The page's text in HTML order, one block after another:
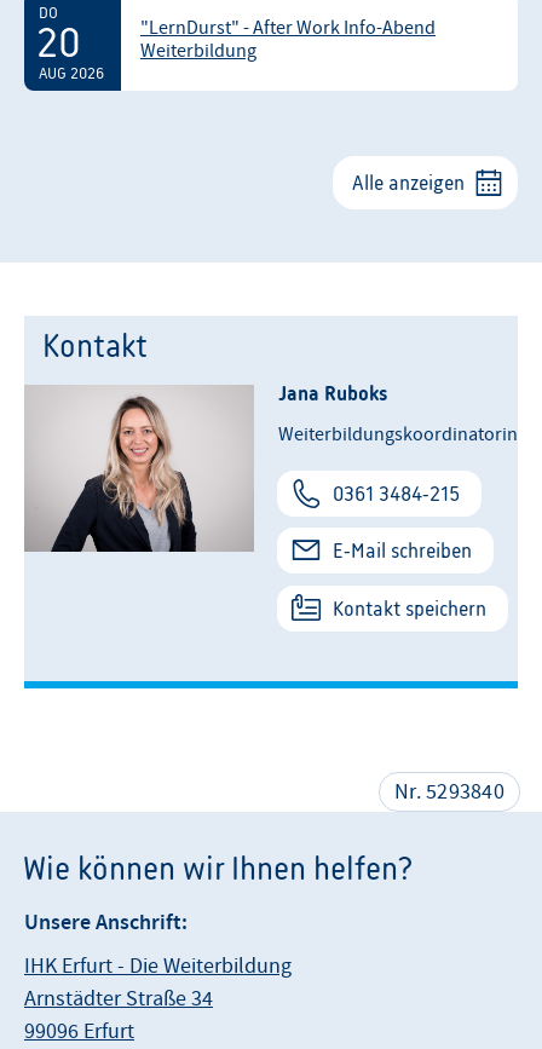
DO
20
AUG 2026
"LernDurst" - After Work Info-Abend
Weiterbildung
Alle anzeigen
Kontakt
Jana Ruboks
Weiterbildungskoordinatorin
0361 3484-215
E-Mail schreiben
Kontakt speichern
Nr. 5293840
Wie können wir Ihnen helfen?
Unsere Anschrift:
IHK Erfurt - Die Weiterbildung
Arnstädter Straße 34
99096 Erfurt